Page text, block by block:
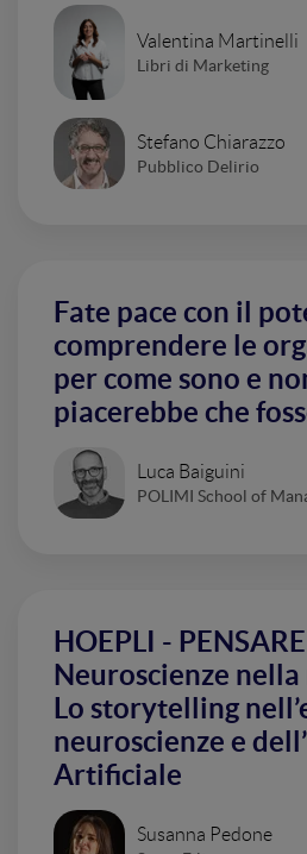
Valentina Martinelli
Libri di Marketing
Stefano Chiarazzo
Pubblico Delirio
Fate pace con il
comprendere le
per come sono e
piacerebbe che
Luca Baiguini
POLIMI School of
HOEPLI -
Neuroscienze
Lo storytelling
neuroscienze e
Artificiale
Susanna Pedone